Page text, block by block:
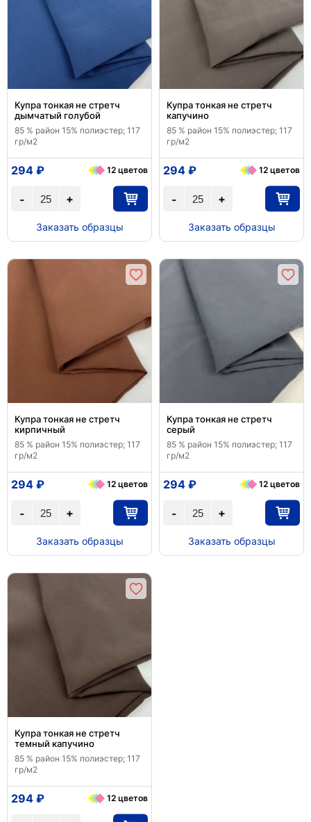
Купра тонкая не стретч
дымчатый голубой
85 % район 15% полиэстер; 117
гр/м2
+
-
294 ₽ 12 цветов
Заказать образцы
Купра тонкая не стретч
капучино
85 % район 15% полиэстер; 117
гр/м2
+
-
294 ₽ 12 цветов
Заказать образцы
Купра тонкая не стретч
кирпичный
85 % район 15% полиэстер; 117
гр/м2
+
-
294 ₽ 12 цветов
Заказать образцы
Купра тонкая не стретч
серый
85 % район 15% полиэстер; 117
гр/м2
+
-
294 ₽ 12 цветов
Заказать образцы
Купра тонкая не стретч
темный капучино
85 % район 15% полиэстер; 117
гр/м2
294 ₽ 12 цветов